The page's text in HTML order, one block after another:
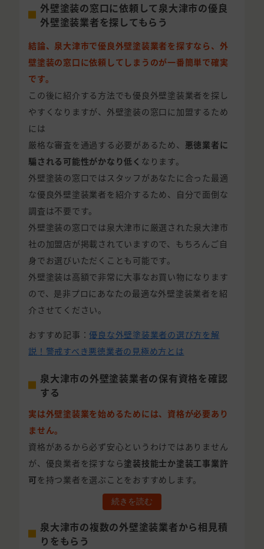
外壁塗装の窓口に依頼して泉大津市の優良
外壁塗装業者を探してもらう
結論、泉大津市で優良外壁塗装業者を探すなら、外
壁塗装の窓口に依頼してしまうのが一番簡単で確実
です。
この後に紹介する方法でも優良外壁塗装業者を探し
やすくなりますが、外壁塗装の窓口に加盟するため
には
厳格な審査を通過する必要があるため、 悪徳業者に
騙される可能性がかなり低く なります。
外壁塗装の窓口ではスタッフがあなたに合った最適
な優良外壁塗装業者を紹介するため、自分で面倒な
調査は不要です。
外壁塗装の窓口では泉大津市に厳選された泉大津市
社の加盟店が掲載されていますので、もちろんご自
身でお選びいただくことも可能です。
外壁塗装は高額で非常に大事なお買い物になります
ので、是非プロにあなたの最適な外壁塗装業者を紹
介させてください。
おすすめ記事：優良な外壁塗装業者の選び方を解
説！警戒すべき悪徳業者の見極め方とは
泉大津市の外壁塗装業者の保有資格を確認
する
実は外壁塗装業を始めるためには、資格が必要あり
ません。
資格があるから必ず安心というわけではありません
が、優良業者を探すなら塗装技能士か塗装工事業許
可 を持つ業者を選ぶことをおすすめします。
続きを読む
泉大津市の複数の外壁塗装業者から相見積
りをもらう